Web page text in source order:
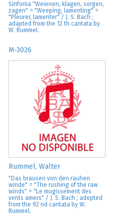
Sinfonia "Weienen, klagen, sorgen,
zagen" = "Weeping, lamenting" =
"Pleurer, lamenter" / J. S. Bach ;
adapted from the 12 th cantata by
W. Rummel.
M-3026
Rummel, Walter
"Das brausen von den rauhen
winde" = "The rushing of the raw
winds" = "Le mugissement des
vents amers" / J. S. Bach ; adopted
from the 92 nd cantata by W.
Rummel.